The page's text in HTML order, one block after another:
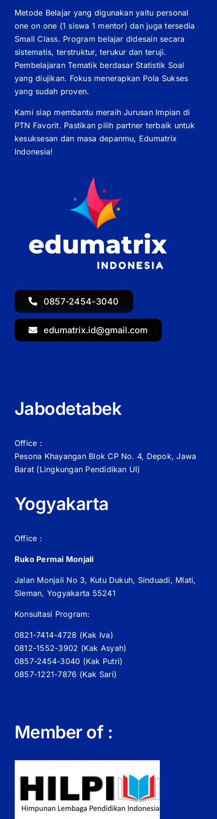
0857-2454-3040
edumatrix.id@gmail.com
Metode Belajar yang digunakan yaitu personal
one on one (1 siswa 1 mentor) dan juga tersedia
Small Class. Program belajar didesain secara
sistematis, terstruktur, terukur dan teruji.
Pembelajaran Tematik berdasar Statistik Soal
yang diujikan. Fokus menerapkan Pola Sukses
yang sudah proven.
Kami siap membantu meraih Jurusan Impian di
PTN Favorit. Pastikan pilih partner terbaik untuk
kesuksesan dan masa depanmu, Edumatrix
Indonesia!
Jabodetabek
Office :
Pesona Khayangan Blok CP No. 4, Depok, Jawa
Barat (Lingkungan Pendidikan UI)
Yogyakarta
Office :
Ruko Permai Monjali
Jalan Monjali No 3, Kutu Dukuh, Sinduadi, Mlati,
Sleman, Yogyakarta 55241
Konsultasi Program:
0821-7414-4728 (Kak Iva)
0812-1552-3902 (Kak Asyah)
0857-2454-3040 (Kak Putri)
0857-1221-7876 (Kak Sari)
Member of :